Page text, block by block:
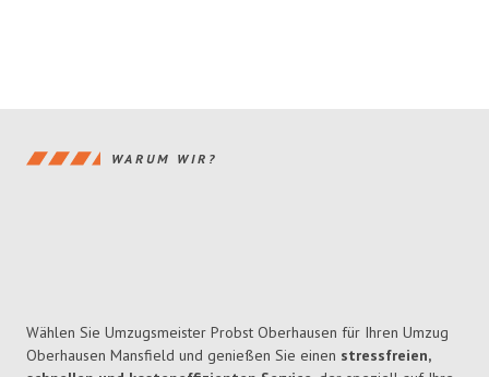
WARUM WIR?
Wählen Sie Umzugsmeister Probst Oberhausen für Ihren Umzug
Oberhausen Mansfield und genießen Sie einen stressfreien,